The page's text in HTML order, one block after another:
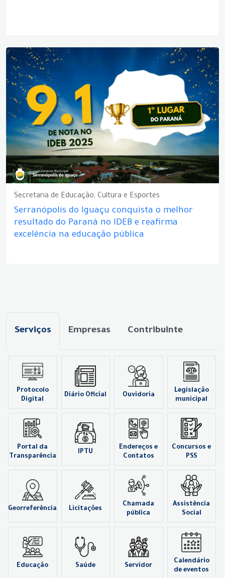
Secretaria de Educação, Cultura e Esportes
Serranópolis do Iguaçu conquista o melhor
resultado do Paraná no IDEB e reafirma
excelência na educação pública
Serviços Empresas Contribuinte
Protocolo
Digital
Diário Oficial Ouvidoria
Legislação
municipal
Portal da
Transparência
IPTU
Endereços e
Contatos
Concursos e
PSS
Georreferência Licitações
Chamada
pública
Assistência
Social
Educação Saúde Servidor
Calendário
de eventos